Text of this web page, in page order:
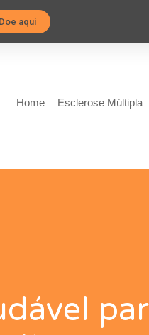
Doe aqui
Home Esclerose Múltipla